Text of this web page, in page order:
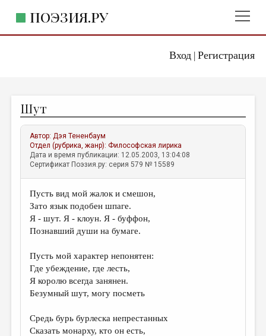
Вход| Регистрация
ПОЭЗИЯ.РУ
ЖАНРЫ
АВТОРЫ
КОММЕНТАРИИ
ЛИТСАЛОН
НОВОСТИ
ПРАВИЛА САЙТА
ИЗБРАННОЕ
ДАЙДЖЕСТ
ПЕРЕВОДЫ
Шут
Автор:Дэя Тененбаум
Отдел (рубрика, жанр):Философская лирика
Дата и время публикации: 12.05.2003, 13:04:08
Сертификат Поэзия.ру: серия 579 № 15589
Пусть вид мой жалок и смешон,
Зато язык подобен шпаге.
Я - шут. Я - клоун. Я - буффон,
Познавший души на бумаге.
Пусть мой характер непонятен:
Где убеждение, где лесть,
Я королю всегда занянен.
Безумный шут, могу посметь
Средь бурь бурлеска непрестанных
Сказать монарху, кто он есть,